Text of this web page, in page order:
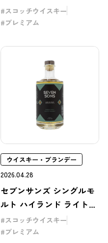
スコッチウイスキー
プレミアム
ウイスキー・ブランデー
2026.04.28
セブンサンズ シングルモ
ルト ハイランド ライトリ
ー ピーテッド 20年
スコッチウイスキー
プレミアム